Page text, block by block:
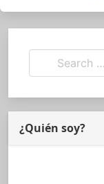
¿Quién soy?